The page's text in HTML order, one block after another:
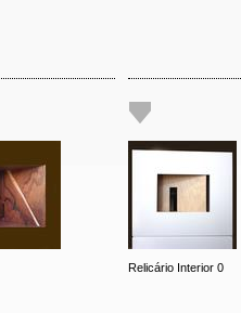
Relicário Interior 0